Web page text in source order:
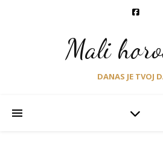
Mali
DANAS JE TVOJ